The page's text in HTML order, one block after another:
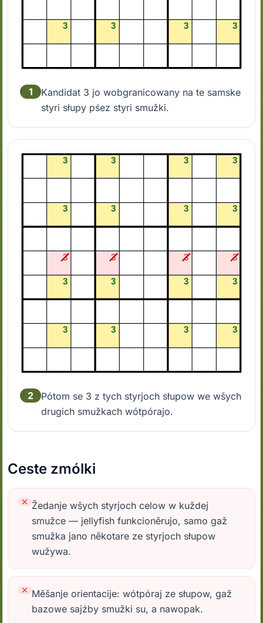
1
Kandidat 3 jo wobgranicowany na te samske
styri słupy pśez styri smužki.
2
Pótom se 3 z tych styrjoch słupow we wšych
drugich smužkach wótpórajo.
Ceste zmólki
Žedanje wšych styrjoch celow w kuždej
smužce — jellyfish funkcioněrujo, samo gaž
smužka jano někotare ze styrjoch słupow
wužywa.
Měšanje orientacije: wótpóraj ze słupow, gaž
bazowe sajźby smužki su, a nawopak.